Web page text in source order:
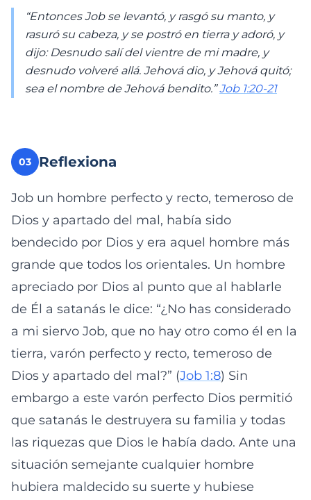
“Entonces Job se levantó, y rasgó su manto, y
rasuró su cabeza, y se postró en tierra y adoró, y
dijo: Desnudo salí del vientre de mi madre, y
desnudo volveré allá. Jehová dio, y Jehová quitó;
sea el nombre de Jehová bendito.”Job 1:20-21
03 Reflexiona
Job un hombre perfecto y recto, temeroso de
Dios y apartado del mal, había sido
bendecido por Dios y era aquel hombre más
grande que todos los orientales. Un hombre
apreciado por Dios al punto que al hablarle
de Él a satanás le dice: “¿No has considerado
a mi siervo Job, que no hay otro como él en la
tierra, varón perfecto y recto, temeroso de
Dios y apartado del mal?” (Job 1:8) Sin
embargo a este varón perfecto Dios permitió
que satanás le destruyera su familia y todas
las riquezas que Dios le había dado. Ante una
situación semejante cualquier hombre
hubiera maldecido su suerte y hubiese